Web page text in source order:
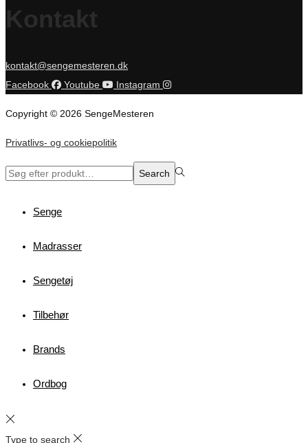
Kontakt
kontakt@sengemesteren.dk
Facebook
Youtube Instagram
Copyright © 2026 SengeMesteren
Privatlivs- og cookiepolitik
Search
Search
Senge
Madrasser
Sengetøj
Tilbehør
Brands
Ordbog
Type to search